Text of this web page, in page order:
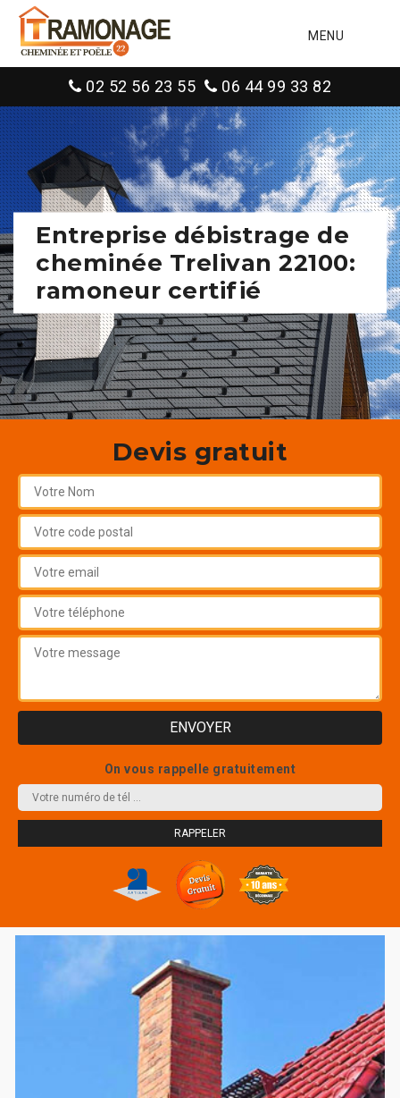
MENU
02 52 56 23 55 06 44 99 33 82
Entreprise débistrage de
cheminée Trelivan 22100:
ramoneur certifié
Devis gratuit
On vous rappelle gratuitement